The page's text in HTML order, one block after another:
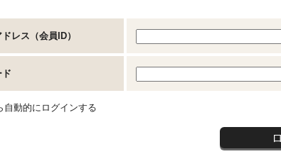
レス（会員ID）
自動的にログインする